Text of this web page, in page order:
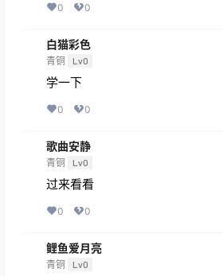
0 0
白猫彩色
青铜 Lv0
学一下
0 0
歌曲安静
青铜 Lv0
过来看看
0 0
鲤鱼爱月亮
青铜 Lv0